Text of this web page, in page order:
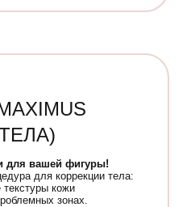
для вашей фигуры!
для коррекции тела:
кожи
зонах.